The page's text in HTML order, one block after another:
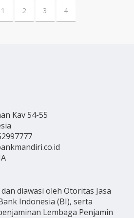
1 2 3 4
Kav 54-55
diawasi oleh Otoritas Jasa
Indonesia (BI), serta
Lembaga Penjamin